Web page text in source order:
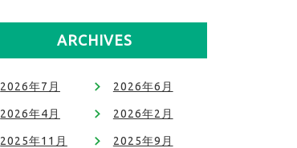
ARCHIVES
2026年7月 2026年6月
2026年4月 2026年2月
2025年11月 2025年9月